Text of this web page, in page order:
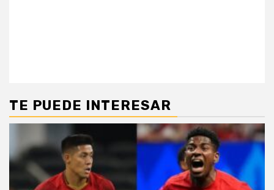
TE PUEDE INTERESAR